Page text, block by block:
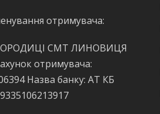
отримувача:
СМТ ЛИНОВИЦЯ
отримувача:
Назва банку: АТ КБ